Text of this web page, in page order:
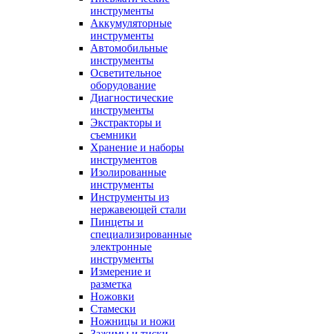
инструменты
Аккумуляторные
инструменты
Автомобильные
инструменты
Осветительное
оборудование
Диагностические
инструменты
Экстракторы и
съемники
Хранение и наборы
инструментов
Изолированные
инструменты
Инструменты из
нержавеющей стали
Пинцеты и
специализированные
электронные
инструменты
Измерение и
разметка
Ножовки
Стамески
Ножницы и ножи